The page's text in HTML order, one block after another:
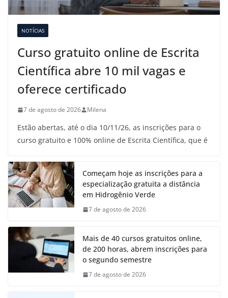
NOTÍCIAS
Curso gratuito online de Escrita
Científica abre 10 mil vagas e
oferece certificado
7 de agosto de 2026 Milena
Estão abertas, até o dia 10/11/26, as inscrições para o
curso gratuito e 100% online de Escrita Científica, que é
Começam hoje as inscrições para a
especialização gratuita a distância
em Hidrogênio Verde
7 de agosto de 2026
Mais de 40 cursos gratuitos online,
de 200 horas, abrem inscrições para
o segundo semestre
7 de agosto de 2026